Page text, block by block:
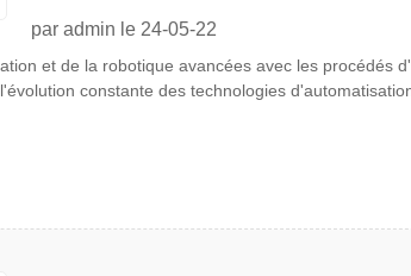
par admin le 24-05-22
et de la robotique avancées avec les procédés
constante des technologies